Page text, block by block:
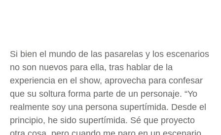
Si bien el mundo de las pasarelas y los escenarios
no son nuevos para ella, tras hablar de la
experiencia en el show, aprovecha para confesar
que su soltura forma parte de un personaje. “Yo
realmente soy una persona supertímida. Desde el
principio, he sido supertímida. Sé que proyecto